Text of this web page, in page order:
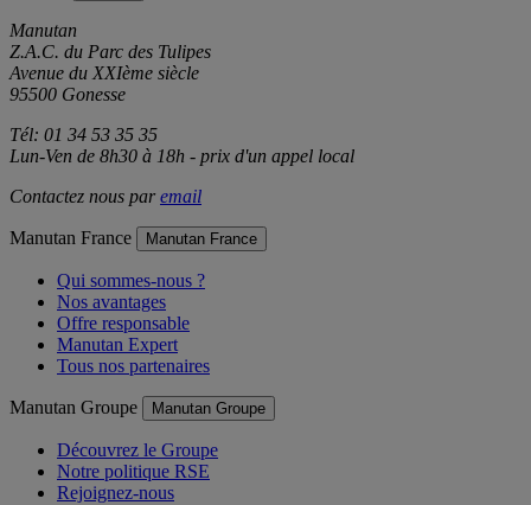
Manutan
Z.A.C. du Parc des Tulipes
Avenue du XXIème siècle
95500 Gonesse
Tél: 01 34 53 35 35
Lun-Ven de 8h30 à 18h - prix d'un appel local
Contactez nous paremail
Manutan France Manutan France
Qui sommes-nous ?
Nos avantages
Offre responsable
Manutan Expert
Tous nos partenaires
Manutan Groupe Manutan Groupe
Découvrez le Groupe
Notre politique RSE
Rejoignez-nous